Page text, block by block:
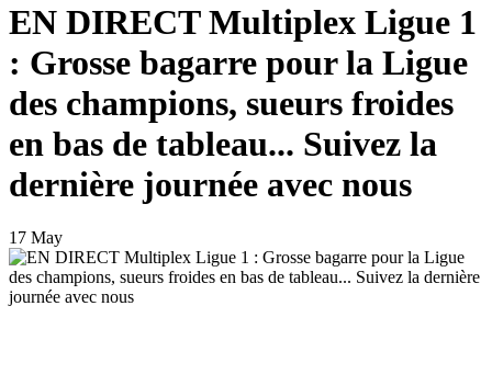
EN DIRECT Multiplex Ligue 1
: Grosse bagarre pour la Ligue
des champions, sueurs froides
en bas de tableau... Suivez la
dernière journée avec nous
17 May